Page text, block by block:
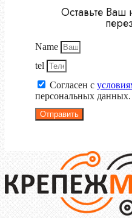
Оставьте
Name
tel
Согласен с
персональных данных.
Отправить